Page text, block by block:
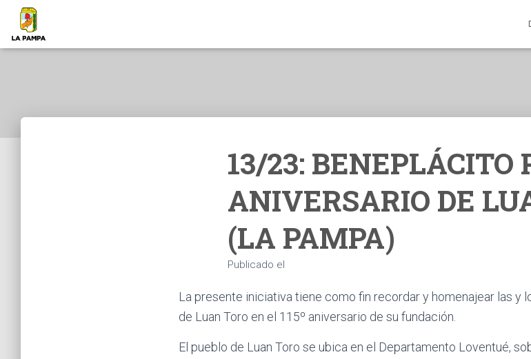
13/23: BENEPLÁCITO
ANIVERSARIO DE
(LA PAMPA)
Publicado el
La presente iniciativa tiene como fin recordar y homenajear las y
de Luan Toro en el 115º aniversario de su fundación.
El pueblo de Luan Toro se ubica en el Departamento Loventué,